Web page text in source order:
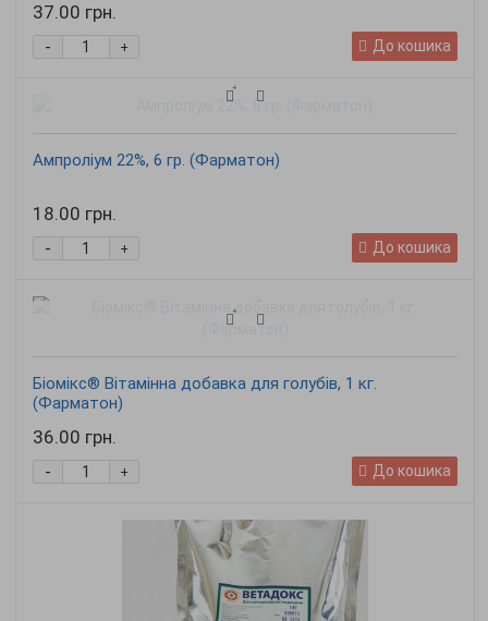
37.00 грн.
+
- До кошика
Ампроліум 22%, 6 гр. (Фарматон)
18.00 грн.
+
- До кошика
Біомікс® Вітамінна добавка для голубів, 1 кг.
(Фарматон)
36.00 грн.
+
- До кошика